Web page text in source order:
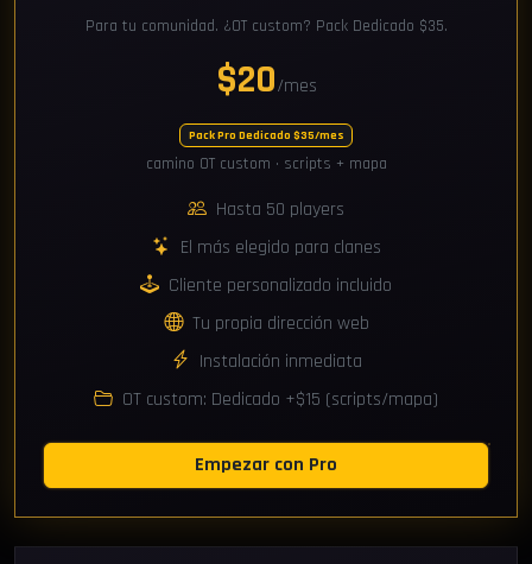
Para tu comunidad. ¿OT custom? Pack Dedicado $35.
$20/mes
Pack Pro Dedicado $35/mes
camino OT custom · scripts + mapa
Hasta 50 players
El más elegido para clanes
Cliente personalizado incluido
Tu propia dirección web
Instalación inmediata
OT custom: Dedicado +$15 (scripts/mapa)
Empezar con Pro